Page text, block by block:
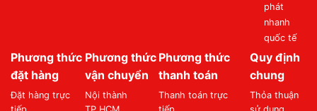
phát
nhanh
quốc tế
Phương thức
đặt hàng
Đặt hàng trực
Phương thức
vận chuyển
Nội thành
Phương thức
thanh toán
Thanh toán trực
Quy định
chung
Thỏa thuận